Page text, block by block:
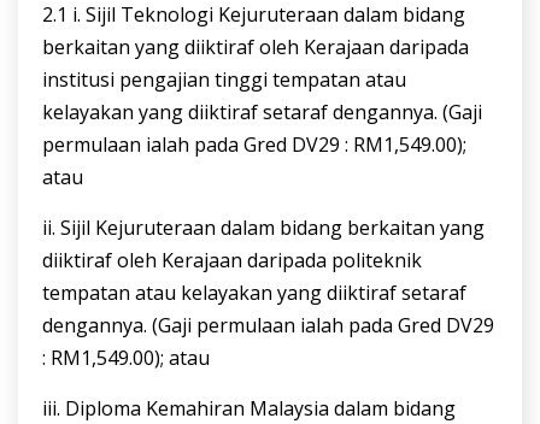
2.1 i. Sijil Teknologi Kejuruteraan dalam bidang
berkaitan yang diiktiraf oleh Kerajaan daripada
institusi pengajian tinggi tempatan atau
kelayakan yang diiktiraf setaraf dengannya. (Gaji
permulaan ialah pada Gred DV29 : RM1,549.00);
atau
ii. Sijil Kejuruteraan dalam bidang berkaitan yang
diiktiraf oleh Kerajaan daripada politeknik
tempatan atau kelayakan yang diiktiraf setaraf
dengannya. (Gaji permulaan ialah pada Gred DV29
: RM1,549.00); atau
iii. Diploma Kemahiran Malaysia dalam bidang